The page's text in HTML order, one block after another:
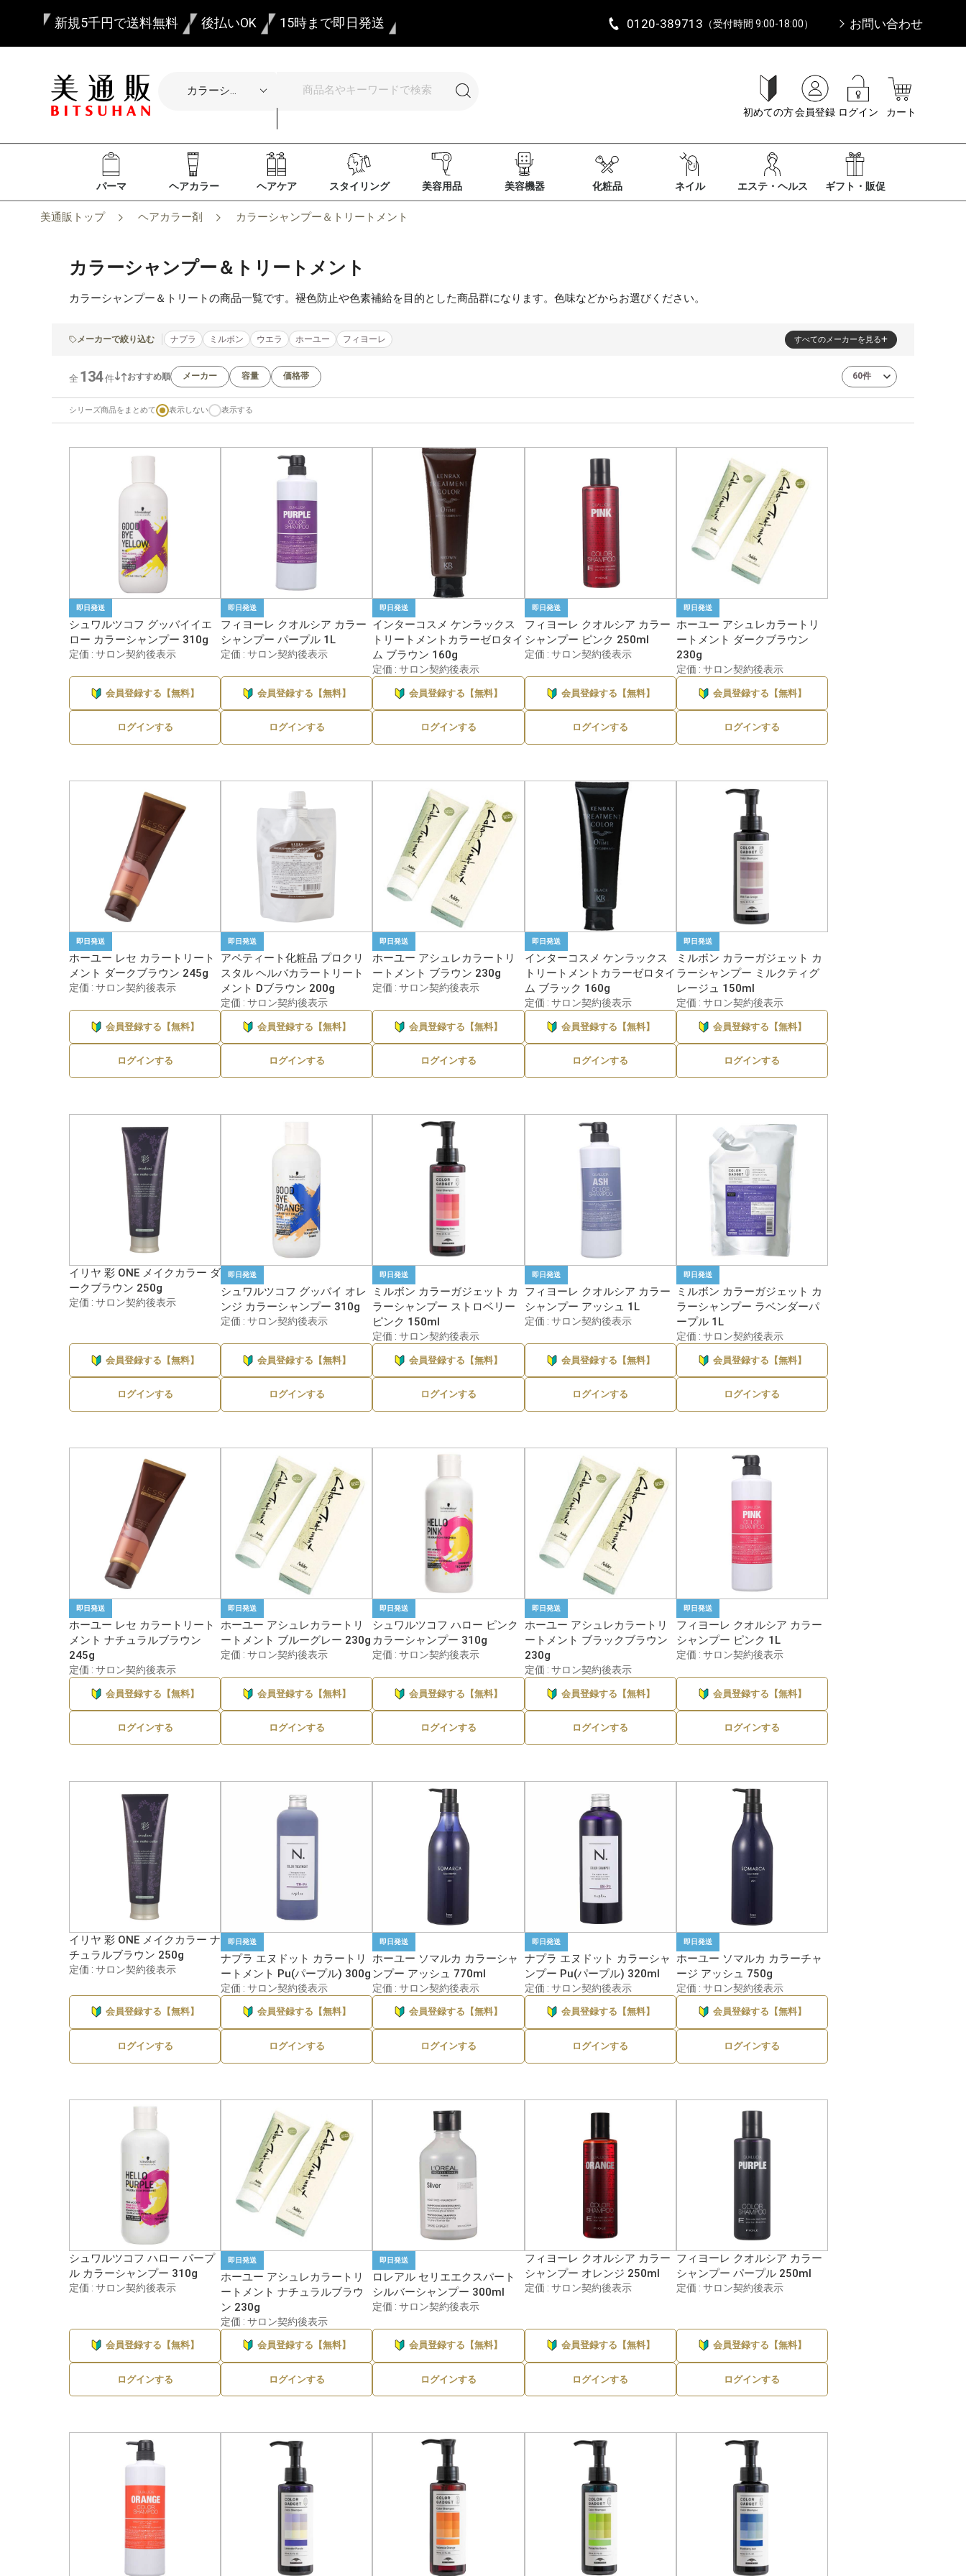
新規5千円で送料無料 後払いOK 15時まで即日発送 0120-389713 （受付時間 9:00-18:00） お問い合わせ
初めての方会員登録 ログイン カート
パーマ ヘアカラー ヘアケア スタイリング 美容用品 美容機器 化粧品 ネイル エステ・ヘルス ギフト・販促
美通販トップ ヘアカラー剤 カラーシャンプー＆トリートメント
カラーシャンプー＆トリートメント
カラーシャンプー＆トリートの商品一覧です。褪色防止や色素補給を目的とした商品群になります。色味などからお選びください。
メーカーで絞り込む ナプラ ミルボン ウエラ ホーユー フィヨーレ すべてのメーカーを見る
全 134件 おすすめ順 メーカー 容量 価格帯
シリーズ商品をまとめて 表示しない 表示する
パイモア 21件 ホーユー 18件
KYOGOKU 13件
4件 クリップジョイント
ナプラ 3件
3件
2件
ウエラ 2件 ボヤージュコスメティック 2件
リアル 2件 b-ex(ビーエックス) 1件
カラタス 1件 デミ
ナッシュ 1件 ナンバースリー 1件
ロレアル 1件
メーカーを選んでブランドへ進む
ブランドを選ぶ →
〜100ml・g未満
100〜300ml・g
300〜500ml・g
500ml・g〜1L・kg
1L・kg以上
〜1,000円
1,000〜3,000円
3,000〜5,000円
5,000〜10,000円
10,000円以上
即日発送
シュワルツコフ グッバイイエ
ロー カラーシャンプー 310g
定価 : サロン契約後表示
会員登録する【無料】
ログインする
即日発送
フィヨーレ クオルシア カラー
シャンプー パープル 1L
定価 : サロン契約後表示
会員登録する【無料】
ログインする
即日発送
インターコスメ ケンラックス
トリートメントカラーゼロタイ
ム ブラウン 160g
定価 : サロン契約後表示
会員登録する【無料】
ログインする
即日発送
フィヨーレ クオルシア カラー
シャンプー ピンク 250ml
定価 : サロン契約後表示
会員登録する【無料】
ログインする
即日発送
ホーユー アシュレカラートリ
ートメント ダークブラウン
230g
定価 : サロン契約後表示
会員登録する【無料】
ログインする
即日発送
ホーユー レセ カラートリート
メント ダークブラウン 245g
定価 : サロン契約後表示
会員登録する【無料】
ログインする
即日発送
アペティート化粧品 プロクリ
スタル ヘルバカラートリート
メント Dブラウン 200g
定価 : サロン契約後表示
会員登録する【無料】
ログインする
即日発送
ホーユー アシュレカラートリ
ートメント ブラウン 230g
定価 : サロン契約後表示
会員登録する【無料】
ログインする
即日発送
インターコスメ ケンラックス
トリートメントカラーゼロタイ
ム ブラック 160g
定価 : サロン契約後表示
会員登録する【無料】
ログインする
即日発送
ミルボン カラーガジェット カ
ラーシャンプー ミルクティグ
レージュ 150ml
定価 : サロン契約後表示
会員登録する【無料】
ログインする
イリヤ 彩 ONE メイクカラー ダ
ークブラウン 250g
定価 : サロン契約後表示
会員登録する【無料】
ログインする
即日発送
シュワルツコフ グッバイ オレ
ンジ カラーシャンプー 310g
定価 : サロン契約後表示
会員登録する【無料】
ログインする
即日発送
ミルボン カラーガジェット カ
ラーシャンプー ストロベリー
ピンク 150ml
定価 : サロン契約後表示
会員登録する【無料】
ログインする
即日発送
フィヨーレ クオルシア カラー
シャンプー アッシュ 1L
定価 : サロン契約後表示
会員登録する【無料】
ログインする
即日発送
ミルボン カラーガジェット カ
ラーシャンプー ラベンダーパ
ープル 1L
定価 : サロン契約後表示
会員登録する【無料】
ログインする
即日発送
ホーユー レセ カラートリート
メント ナチュラルブラウン
245g
定価 : サロン契約後表示
会員登録する【無料】
ログインする
即日発送
ホーユー アシュレカラートリ
ートメント ブルーグレー 230g
定価 : サロン契約後表示
会員登録する【無料】
ログインする
即日発送
シュワルツコフ ハロー ピンク
カラーシャンプー 310g
定価 : サロン契約後表示
会員登録する【無料】
ログインする
即日発送
ホーユー アシュレカラートリ
ートメント ブラックブラウン
230g
定価 : サロン契約後表示
会員登録する【無料】
ログインする
即日発送
フィヨーレ クオルシア カラー
シャンプー ピンク 1L
定価 : サロン契約後表示
会員登録する【無料】
ログインする
イリヤ 彩 ONE メイクカラー ナ
チュラルブラウン 250g
定価 : サロン契約後表示
会員登録する【無料】
ログインする
即日発送
ナプラ エヌドット カラートリ
ートメント Pu(パープル) 300g
定価 : サロン契約後表示
会員登録する【無料】
ログインする
即日発送
ホーユー ソマルカ カラーシャ
ンプー アッシュ 770ml
定価 : サロン契約後表示
会員登録する【無料】
ログインする
即日発送
ナプラ エヌドット カラーシャ
ンプー Pu(パープル) 320ml
定価 : サロン契約後表示
会員登録する【無料】
ログインする
即日発送
ホーユー ソマルカ カラーチャ
ージ アッシュ 750g
定価 : サロン契約後表示
会員登録する【無料】
ログインする
シュワルツコフ ハロー パープ
ル カラーシャンプー 310g
定価 : サロン契約後表示
会員登録する【無料】
ログインする
即日発送
ホーユー アシュレカラートリ
ートメント ナチュラルブラウ
ン 230g
定価 : サロン契約後表示
会員登録する【無料】
ログインする
即日発送
ロレアル セリエエクスパート
シルバーシャンプー 300ml
定価 : サロン契約後表示
会員登録する【無料】
ログインする
フィヨーレ クオルシア カラー
シャンプー オレンジ 250ml
定価 : サロン契約後表示
会員登録する【無料】
ログインする
フィヨーレ クオルシア カラー
シャンプー パープル 250ml
定価 : サロン契約後表示
会員登録する【無料】
ログインする